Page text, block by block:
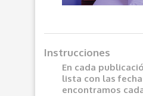
Instrucciones
En cada
lista con las
encontramos